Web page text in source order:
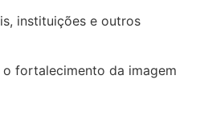
instituições e outros
fortalecimento da imagem